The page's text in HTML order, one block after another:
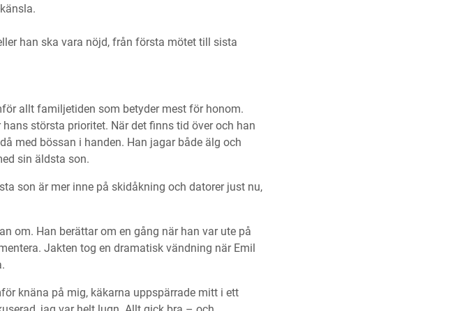
han ska vara nöjd, från första mötet till sista
allt familjetiden som betyder mest för honom.
största prioritet. När det finns tid över och han
med bössan i handen. Han jagar både älg och
sin äldsta son.
son är mer inne på skidåkning och datorer just nu,
om. Han berättar om en gång när han var ute på
Jakten tog en dramatisk vändning när Emil
knäna på mig, käkarna uppspärrade mitt i ett